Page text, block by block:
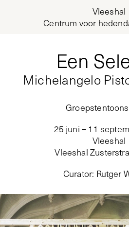
Vleeshal
Centrum voor
Een
Michelangelo
25 juni – 11
Vleeshal
Vleeshal
Curator: Rutger